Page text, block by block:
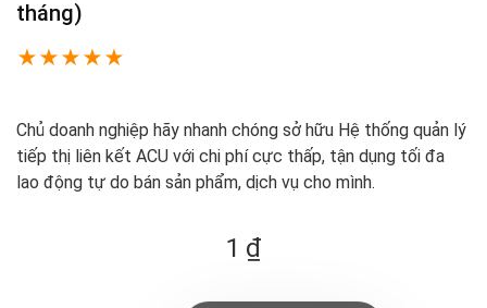
tháng)
★★★★★
Chủ doanh nghiệp hãy nhanh chóng sở hữu Hệ thống quản lý
tiếp thị liên kết ACU với chi phí cực thấp, tận dụng tối đa
lao động tự do bán sản phẩm, dịch vụ cho mình.
1 ₫